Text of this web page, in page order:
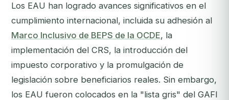
Los EAU han logrado avances significativos en el
cumplimiento internacional, incluida su adhesión al
Marco Inclusivo de BEPS de la OCDE, la
implementación del CRS, la introducción del
impuesto corporativo y la promulgación de
legislación sobre beneficiarios reales. Sin embargo,
los EAU fueron colocados en la "lista gris" del GAFI